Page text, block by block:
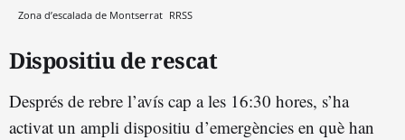
Zona d’escalada de Montserrat RRSS
Dispositiu de rescat
Després de rebre l’avís cap a les 16:30 hores, s’ha
activat un ampli dispositiu d’emergències en què han